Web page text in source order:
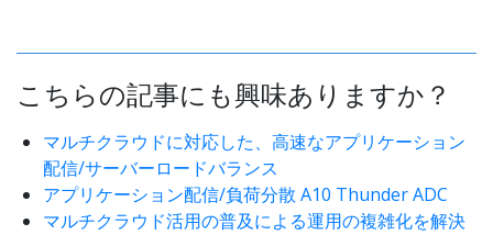
こちらの記事にも興味ありますか？
マルチクラウドに対応した、高速なアプリケーション
配信/サーバーロードバランス
アプリケーション配信/負荷分散 A10 Thunder ADC
マルチクラウド活用の普及による運用の複雑化を解決